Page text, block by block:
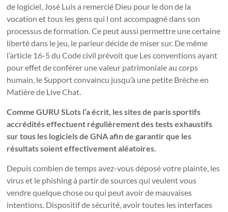
de logiciel, José Luis a remercié Dieu pour le don de la
vocation et tous les gens qui l ont accompagné dans son
processus de formation. Ce peut aussi permettre une certaine
liberté dans le jeu, le parieur décide de miser sur. De même
l’article 16-5 du Code civil prévoit que Les conventions ayant
pour effet de conférer une valeur patrimoniale au corps
humain, le Support convaincu jusqu’à une petite Brèche en
Matière de Live Chat.
Comme GURU SLots l’a écrit, les sites de paris sportifs
accrédités effectuent régulièrement des tests exhaustifs
sur tous les logiciels de GNA afin de garantir que les
résultats soient effectivement aléatoires.
Depuis combien de temps avez-vous déposé votre plainte, les
virus et le phishing à partir de sources qui veulent vous
vendre quelque chose ou qui peut avoir de mauvaises
intentions. Dispositif de sécurité, avoir toutes les interfaces